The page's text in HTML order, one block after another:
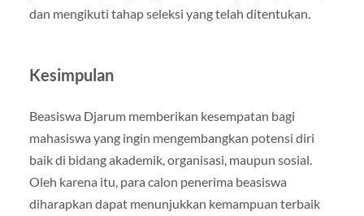
dan mengikuti tahap seleksi yang telah ditentukan.
Kesimpulan
Beasiswa Djarum memberikan kesempatan bagi
mahasiswa yang ingin mengembangkan potensi diri
baik di bidang akademik, organisasi, maupun sosial.
Oleh karena itu, para calon penerima beasiswa
diharapkan dapat menunjukkan kemampuan terbaik